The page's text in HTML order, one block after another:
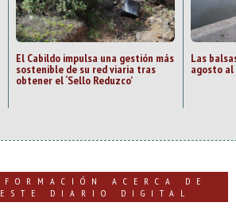
El Cabildo impulsa una gestión más
sostenible de su red viaria tras
obtener el ‘Sello Reduzco’
Las
agosto al
ACERCA DE
ESTE DIARIO DIGITAL